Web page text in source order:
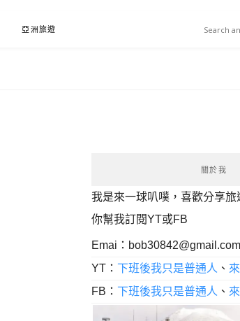
亞洲旅遊
關於我
我是來一球叭噗，喜歡分享旅
你幫我訂閱YT或FB
Emai： bob30842@gmail.com
YT：下班後我只是普通人 、
FB：下班後我只是普通人 、